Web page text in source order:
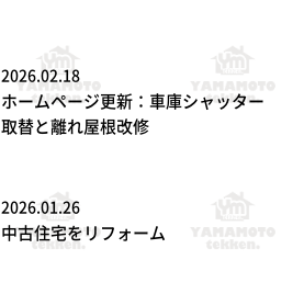
2026.02.18
ホームページ更新：車庫シャッター
取替と離れ屋根改修
2026.01.26
中古住宅をリフォーム